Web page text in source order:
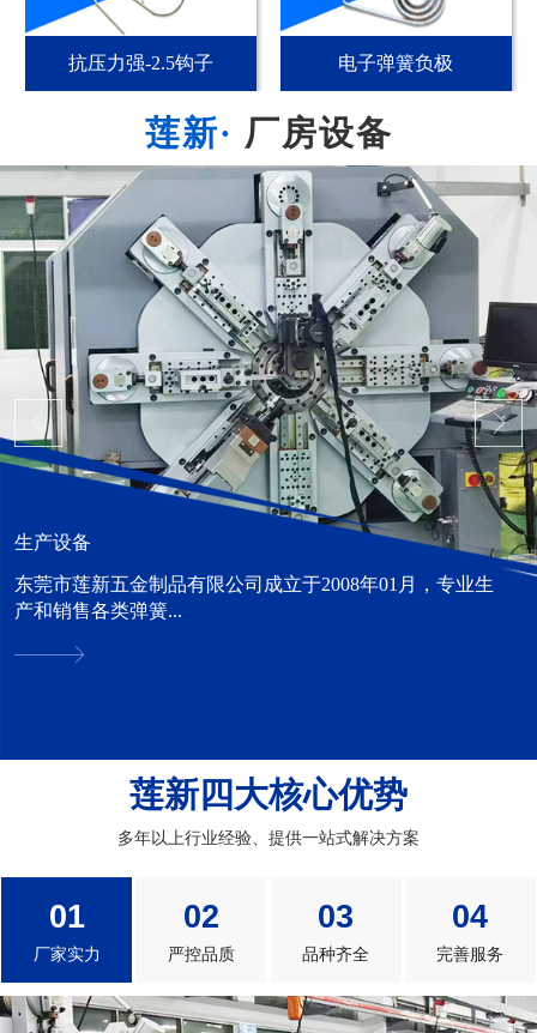
抗压力强-2.5钩子 电子弹簧负极
厂房设备
生产设备
东莞市莲新五金制品有限公司成立于2008年01月，专业生
产和销售各类弹簧...
莲新四大核心优势
多年以上行业经验、提供一站式解决方案
01
厂家实力
02
严控品质
03
品种齐全
04
完善服务